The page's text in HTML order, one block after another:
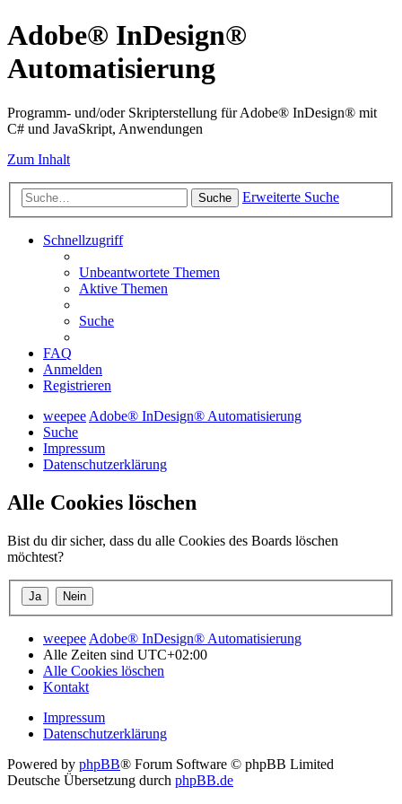
Adobe® InDesign®
Automatisierung
Programm- und/oder Skripterstellung für Adobe® InDesign® mit
C# und JavaSkript, Anwendungen
Zum Inhalt
Suche Erweiterte Suche
Schnellzugriff
Unbeantwortete Themen
Aktive Themen
Suche
FAQ
Anmelden
Registrieren
weepeeAdobe® InDesign® Automatisierung
Suche
Impressum
Datenschutzerklärung
Alle Cookies löschen
Bist du dir sicher, dass du alle Cookies des Boards löschen
möchtest?
weepee Adobe® InDesign® Automatisierung
Alle Zeiten sind UTC+02:00
Alle Cookies löschen
Kontakt
Impressum
Datenschutzerklärung
Powered by phpBB® Forum Software © phpBB Limited
Deutsche Übersetzung durch phpBB.de